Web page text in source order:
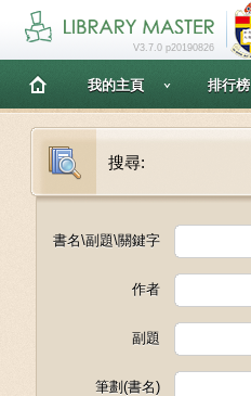
V3.7.0 p20190826
我的主頁 排行榜
搜尋:
書名\副題\關鍵字
作者
副題
筆劃(書名)